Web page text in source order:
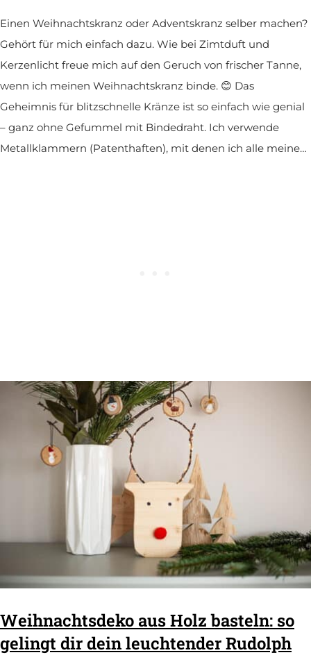
Einen Weihnachtskranz oder Adventskranz selber machen?
Gehört für mich einfach dazu. Wie bei Zimtduft und
Kerzenlicht freue mich auf den Geruch von frischer Tanne,
wenn ich meinen Weihnachtskranz binde. 😊 Das
Geheimnis für blitzschnelle Kränze ist so einfach wie genial
– ganz ohne Gefummel mit Bindedraht. Ich verwende
Metallklammern (Patenthaften), mit denen ich alle meine…
Weihnachtsdeko aus Holz basteln: so
gelingt dir dein leuchtender Rudolph